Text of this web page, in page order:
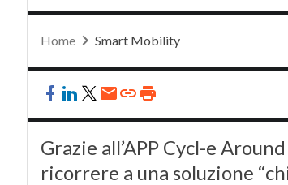
Home Smart Mobility
Grazie all’APP Cycl-e
ricorrere a una soluzione